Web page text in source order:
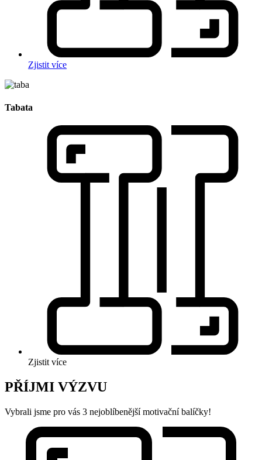
Zjistit více
Tabata
Zjistit více
PŘÍJMI VÝZVU
Vybrali jsme pro vás 3 nejoblíbenější motivační balíčky!